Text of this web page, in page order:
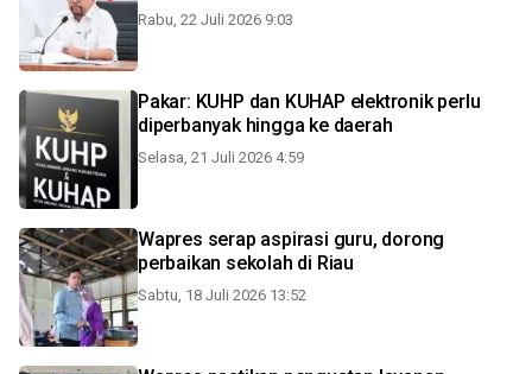
Rabu, 22 Juli 2026 9:03
Pakar: KUHP dan KUHAP elektronik perlu
diperbanyak hingga ke daerah
Selasa, 21 Juli 2026 4:59
Wapres serap aspirasi guru, dorong
perbaikan sekolah di Riau
Sabtu, 18 Juli 2026 13:52